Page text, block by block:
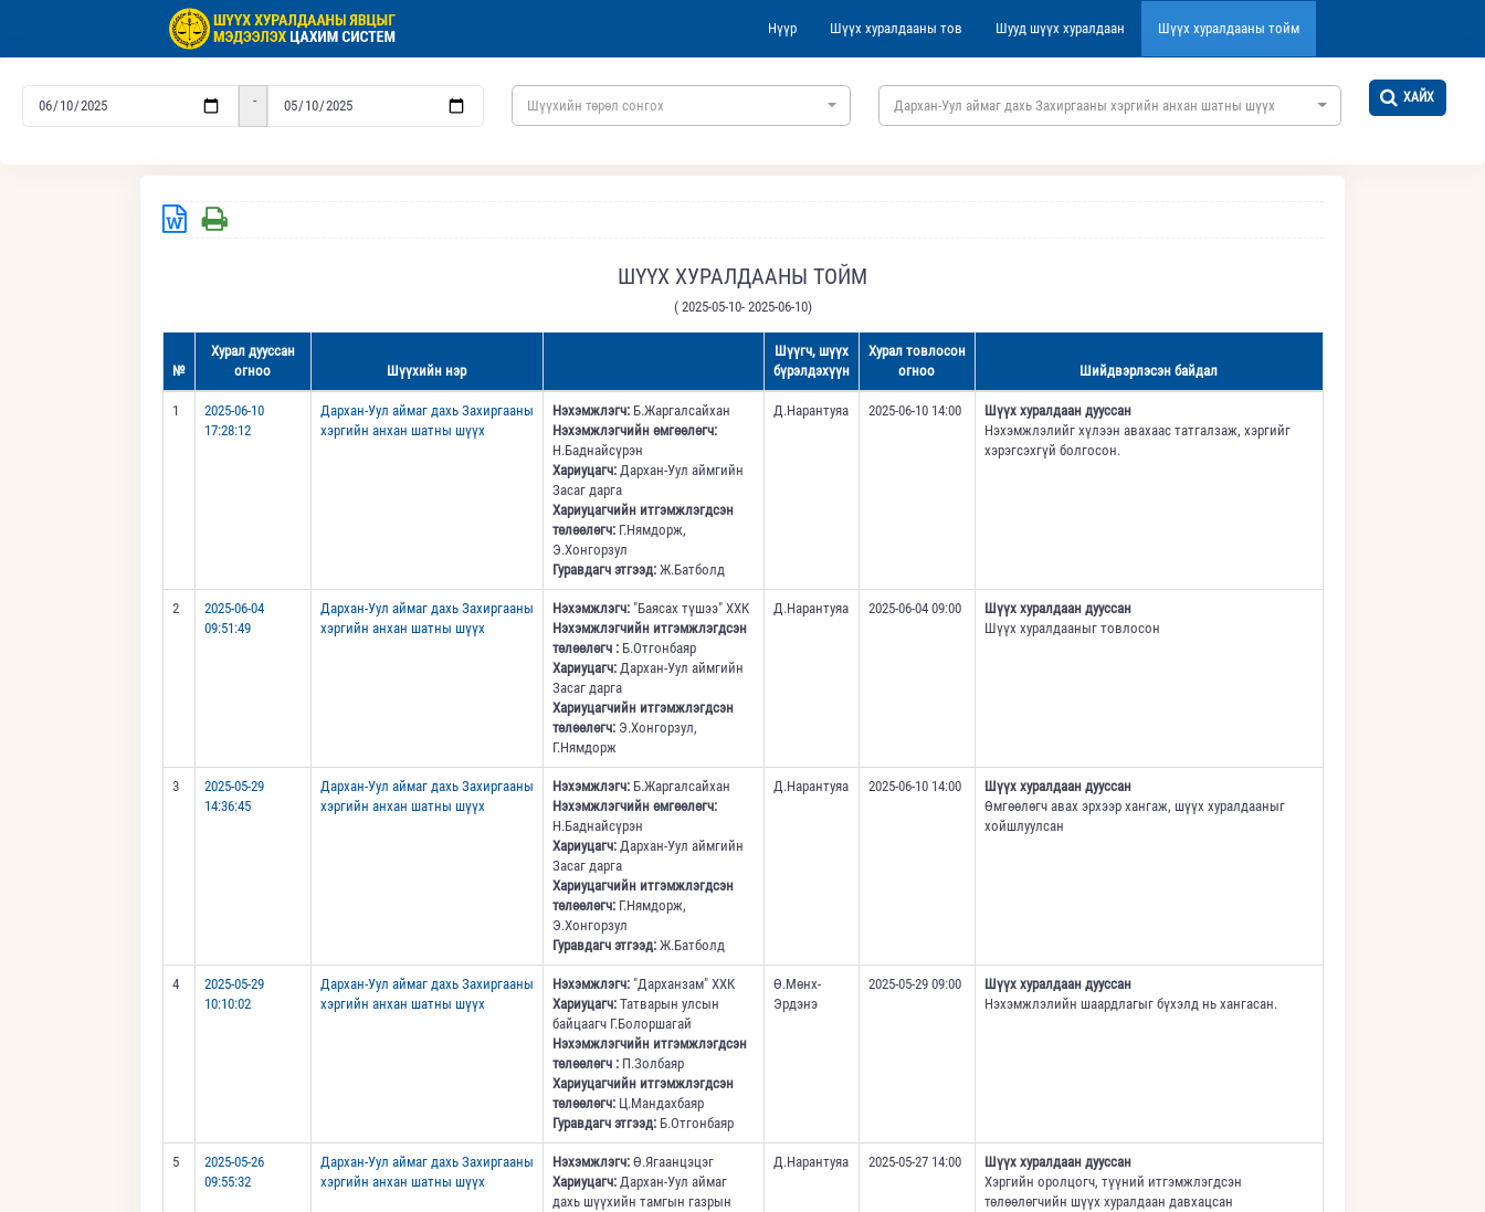
Нүүр Шүүх хуралдааны тов Шууд шүүх хуралдаан Шүүх хуралдааны тойм
- Шүүхийн төрөл сонгох Дархан-Уул аймаг дахь Захиргааны хэргийн анхан шатны шүүх
ХАЙХ
ШҮҮХ ХУРАЛДААНЫ ТОЙМ
( 2025-05-10- 2025-06-10)
№
Хурал дууссан
огноо
Шүүхийн нэр
Шүүгч, шүүх
бүрэлдэхүүн
Хурал товлосон
огноо
Шийдвэрлэсэн байдал
1
2025-06-10
17:28:12
Дархан-Уул аймаг дахь Захиргааны
хэргийн анхан шатны шүүх
Нэхэмжлэгч:Б.Жаргалсайхан
Нэхэмжлэгчийн өмгөөлөгч:
Н.Баднайсүрэн
Хариуцагч:Дархан-Уул аймгийн
Засаг дарга
Хариуцагчийн итгэмжлэгдсэн
төлөөлөгч:Г.Нямдорж,
Э.Хонгорзул
Гуравдагч этгээд:Ж.Батболд
Д.Нарантуяа 2025-06-10 14:00
Шүүх хуралдаан дууссан
Нэхэмжлэлийг хүлээн авахаас татгалзаж, хэргийг
хэрэгсэхгүй болгосон.
2
2025-06-04
09:51:49
Дархан-Уул аймаг дахь Захиргааны
хэргийн анхан шатны шүүх
Нэхэмжлэгч:"Баясах түшээ" ХХК
Нэхэмжлэгчийн итгэмжлэгдсэн
төлөөлөгч :Б.Отгонбаяр
Хариуцагч:Дархан-Уул аймгийн
Засаг дарга
Хариуцагчийн итгэмжлэгдсэн
төлөөлөгч:Э.Хонгорзул,
Г.Нямдорж
Д.Нарантуяа 2025-06-04 09:00
Шүүх хуралдаан дууссан
Шүүх хуралдааныг товлосон
3
2025-05-29
14:36:45
Дархан-Уул аймаг дахь Захиргааны
хэргийн анхан шатны шүүх
Нэхэмжлэгч:Б.Жаргалсайхан
Нэхэмжлэгчийн өмгөөлөгч:
Н.Баднайсүрэн
Хариуцагч:Дархан-Уул аймгийн
Засаг дарга
Хариуцагчийн итгэмжлэгдсэн
төлөөлөгч:Г.Нямдорж,
Э.Хонгорзул
Гуравдагч этгээд:Ж.Батболд
Д.Нарантуяа 2025-06-10 14:00
Шүүх хуралдаан дууссан
Өмгөөлөгч авах эрхээр хангаж, шүүх хуралдааныг
хойшлуулсан
4
2025-05-29
10:10:02
Дархан-Уул аймаг дахь Захиргааны
хэргийн анхан шатны шүүх
Нэхэмжлэгч:"Дарханзам" ХХК
Хариуцагч:Татварын улсын
байцаагч Г.Болоршагай
Нэхэмжлэгчийн итгэмжлэгдсэн
төлөөлөгч :П.Золбаяр
Хариуцагчийн итгэмжлэгдсэн
төлөөлөгч:Ц.Мандахбаяр
Гуравдагч этгээд:Б.Отгонбаяр
Ө.Мөнх-
Эрдэнэ
2025-05-29 09:00
Шүүх хуралдаан дууссан
Нэхэмжлэлийн шаардлагыг бүхэлд нь хангасан.
5
2025-05-26
09:55:32
Дархан-Уул аймаг дахь Захиргааны
хэргийн анхан шатны шүүх
Нэхэмжлэгч:Ө.Ягаанцэцэг
Хариуцагч:Дархан-Уул аймаг
дахь шүүхийн тамгын газрын
Д.Нарантуяа 2025-05-27 14:00
Шүүх хуралдаан дууссан
Хэргийн оролцогч, түүний итгэмжлэгдсэн
төлөөлөгчийн шүүх хуралдаан давхацсан